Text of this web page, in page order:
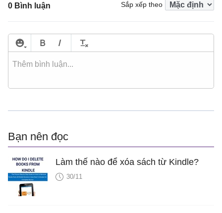
0 Bình luận Sắp xếp theo
Bạn nên đọc
Làm thế nào để xóa sách từ Kindle?
30/11